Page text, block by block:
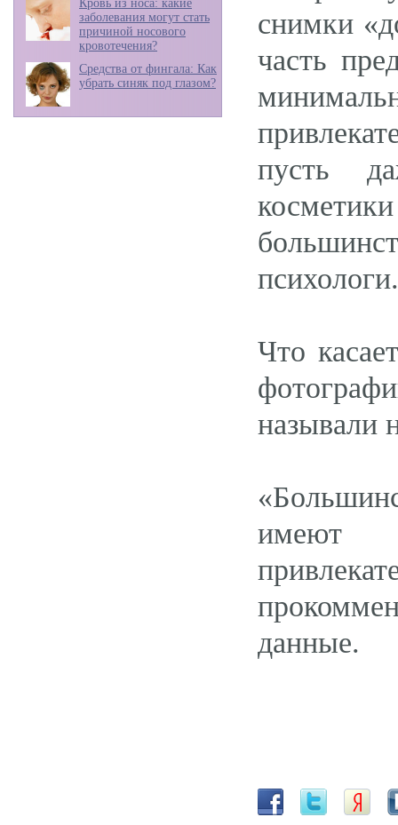
Кровь из носа: какие
заболевания могут стать
причиной носового
кровотечения?
Средства от фингала: Как
убрать синяк под глазом?
снимки
часть
пусть
психологи.
Что
называли
имеют
данные.